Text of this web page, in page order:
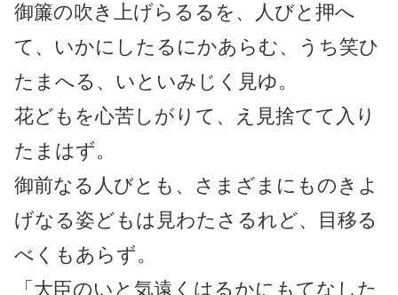
御簾の吹き上げらるるを、人びと押へ
て、いかにしたるにかあらむ、うち笑ひ
たまへる、いといみじく見ゆ。
花どもを心苦しがりて、え見捨てて入り
たまはず。
御前なる人びとも、さまざまにものきよ
げなる姿どもは見わたさるれど、目移る
べくもあらず。
「大臣のいと気遠くはるかにもてなした